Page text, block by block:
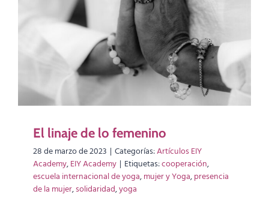
El linaje de lo femenino
28 de marzo de 2023 | Categorías:Artículos EIY
Academy,EIY Academy | Etiquetas:cooperación,
escuela internacional de yoga,mujer y Yoga,presencia
de la mujer,solidaridad,yoga